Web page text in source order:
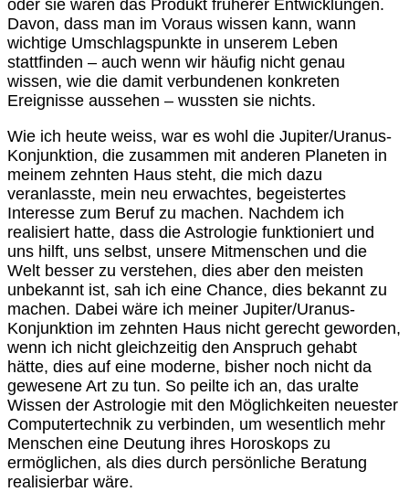
oder sie waren das Produkt früherer Entwicklungen.
Davon, dass man im Voraus wissen kann, wann
wichtige Umschlagspunkte in unserem Leben
stattfinden – auch wenn wir häufig nicht genau
wissen, wie die damit verbundenen konkreten
Ereignisse aussehen – wussten sie nichts.
Wie ich heute weiss, war es wohl die Jupiter/Uranus-
Konjunktion, die zusammen mit anderen Planeten in
meinem zehnten Haus steht, die mich dazu
veranlasste, mein neu erwachtes, begeistertes
Interesse zum Beruf zu machen. Nachdem ich
realisiert hatte, dass die Astrologie funktioniert und
uns hilft, uns selbst, unsere Mitmenschen und die
Welt besser zu verstehen, dies aber den meisten
unbekannt ist, sah ich eine Chance, dies bekannt zu
machen. Dabei wäre ich meiner Jupiter/Uranus-
Konjunktion im zehnten Haus nicht gerecht geworden,
wenn ich nicht gleichzeitig den Anspruch gehabt
hätte, dies auf eine moderne, bisher noch nicht da
gewesene Art zu tun. So peilte ich an, das uralte
Wissen der Astrologie mit den Möglichkeiten neuester
Computertechnik zu verbinden, um wesentlich mehr
Menschen eine Deutung ihres Horoskops zu
ermöglichen, als dies durch persönliche Beratung
realisierbar wäre.